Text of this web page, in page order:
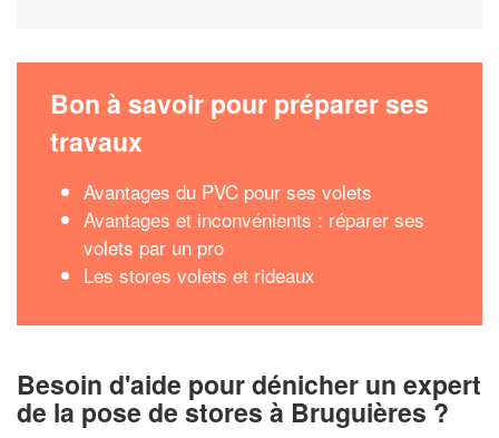
Bon à savoir pour préparer ses
travaux
Avantages du PVC pour ses volets
Avantages et inconvénients : réparer ses
volets par un pro
Les stores volets et rideaux
Besoin d'aide pour dénicher un expert
de la pose de stores à Bruguières ?